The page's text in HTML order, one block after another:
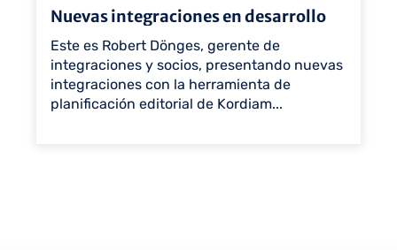
Nuevas integraciones en desarrollo
Este es Robert Dönges, gerente de
integraciones y socios, presentando nuevas
integraciones con la herramienta de
planificación editorial de Kordiam...